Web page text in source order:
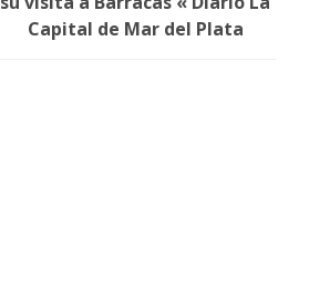
Capital de Mar del Plata